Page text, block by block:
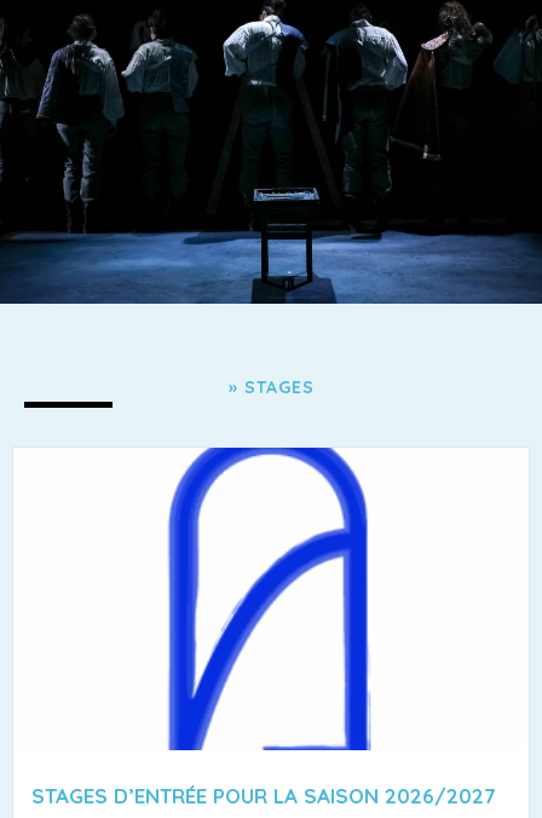
» STAGES
STAGES D’ENTRÉE POUR LA SAISON 2026/2027